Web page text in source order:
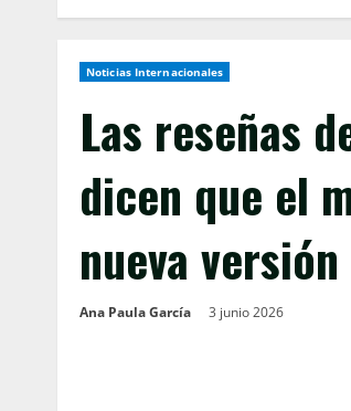
Noticias Internacionales
Las reseñas
dicen que el
nueva versión
Ana Paula García 3 junio 2026